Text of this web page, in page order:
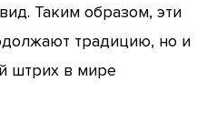
Таким образом, эти
традицию, но и
штрих в мире